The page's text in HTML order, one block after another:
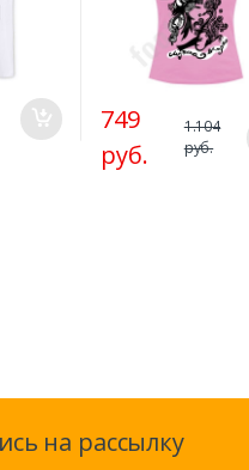
749
руб.
1.104
руб.
на рассылку